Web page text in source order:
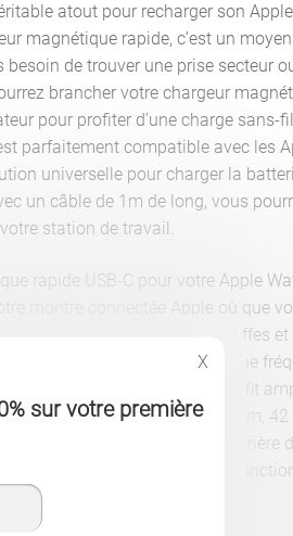
atout pour recharger son
magnétique rapide, c’est un
de trouver une prise secteur
brancher votre chargeur
pour profiter d’une charge sans-
parfaitement compatible avec les
universelle pour charger la
un câble de 1m de long, vous
station de travail.
rapide USB-C pour votre Apple
montre connectée Apple où que
les surcharges, les surchauffes
portable vous donne accès à une
de transmission de 2mm suffit
les cadrans de 38 mm, 40 mm,
et boîtiers qui obstruent l’arrière
de 5V et 1A pour que les
X
sur votre première